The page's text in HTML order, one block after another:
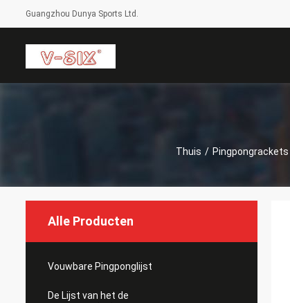
Guangzhou Dunya Sports Ltd.
Thuis / Pingpongrackets
Alle Producten
Vouwbare Pingponglijst
De Lijst van het de